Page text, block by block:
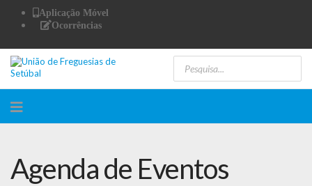
Aplicação Móvel
Ocorrências
Agenda de Eventos